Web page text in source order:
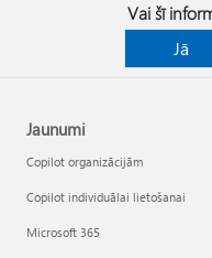
Vai šī
Jā
Jaunumi
Copilot organizācijām
Copilot individuālai lietošanai
Microsoft 365